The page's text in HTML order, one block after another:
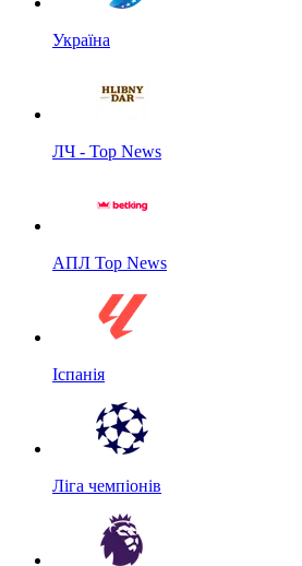
Україна
ЛЧ - Top News
АПЛ Top News
Іспанія
Ліга чемпіонів